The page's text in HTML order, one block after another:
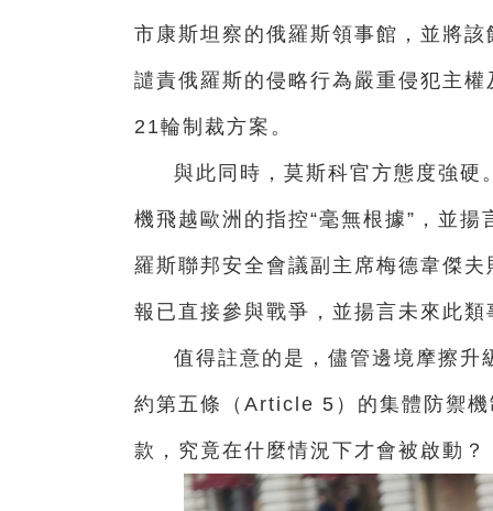
市康斯坦察的俄羅斯領事館，並將
譴責俄羅斯的侵略行為嚴重侵犯主
21輪制裁方案。
與此同時，莫斯科官方態度強硬
機飛越歐洲的指控“毫無根據”，並
羅斯聯邦安全會議副主席梅德韋傑
報已直接參與戰爭，並揚言未來此
值得註意的是，儘管邊境摩擦升
約第五條（Article 5）的集體防禦
款，究竟在什麼情況下才會被啟動？